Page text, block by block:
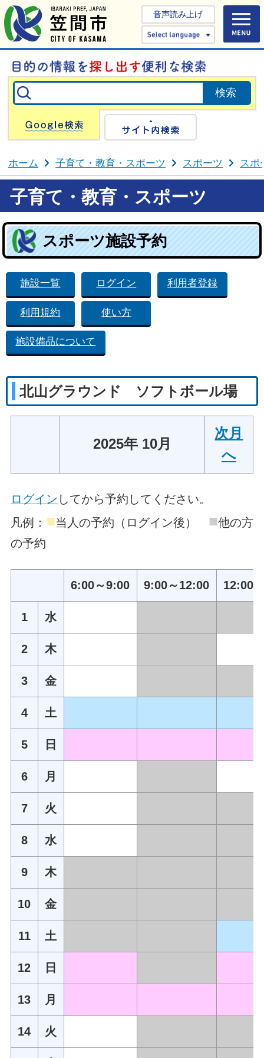
音声読み上げ
Select
Google検索
ホーム 子育て・教育・スポーツ スポーツ スポ
子育て・教育・スポーツ
スポーツ施設予約
施設一覧 ログイン 利用者登録
利用規約 使い方
施設備品について
北山グラウンド ソフトボール場
2025年 10月
次月
へ
ログイン してから予約してください。
凡例： ■当人の予約（ログイン後） ■他の方
の予約
6:00～9:00 9:00～12:00 12:00
1 水
2 木
3 金
4 土
5 日
6 月
7 火
8 水
9 木
10 金
11 土
12 日
13 月
14 火